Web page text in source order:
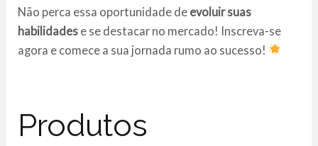
Não perca essa oportunidade de evoluir suas
habilidades e se destacar no mercado! Inscreva-se
agora e comece a sua jornada rumo ao sucesso!
Produtos